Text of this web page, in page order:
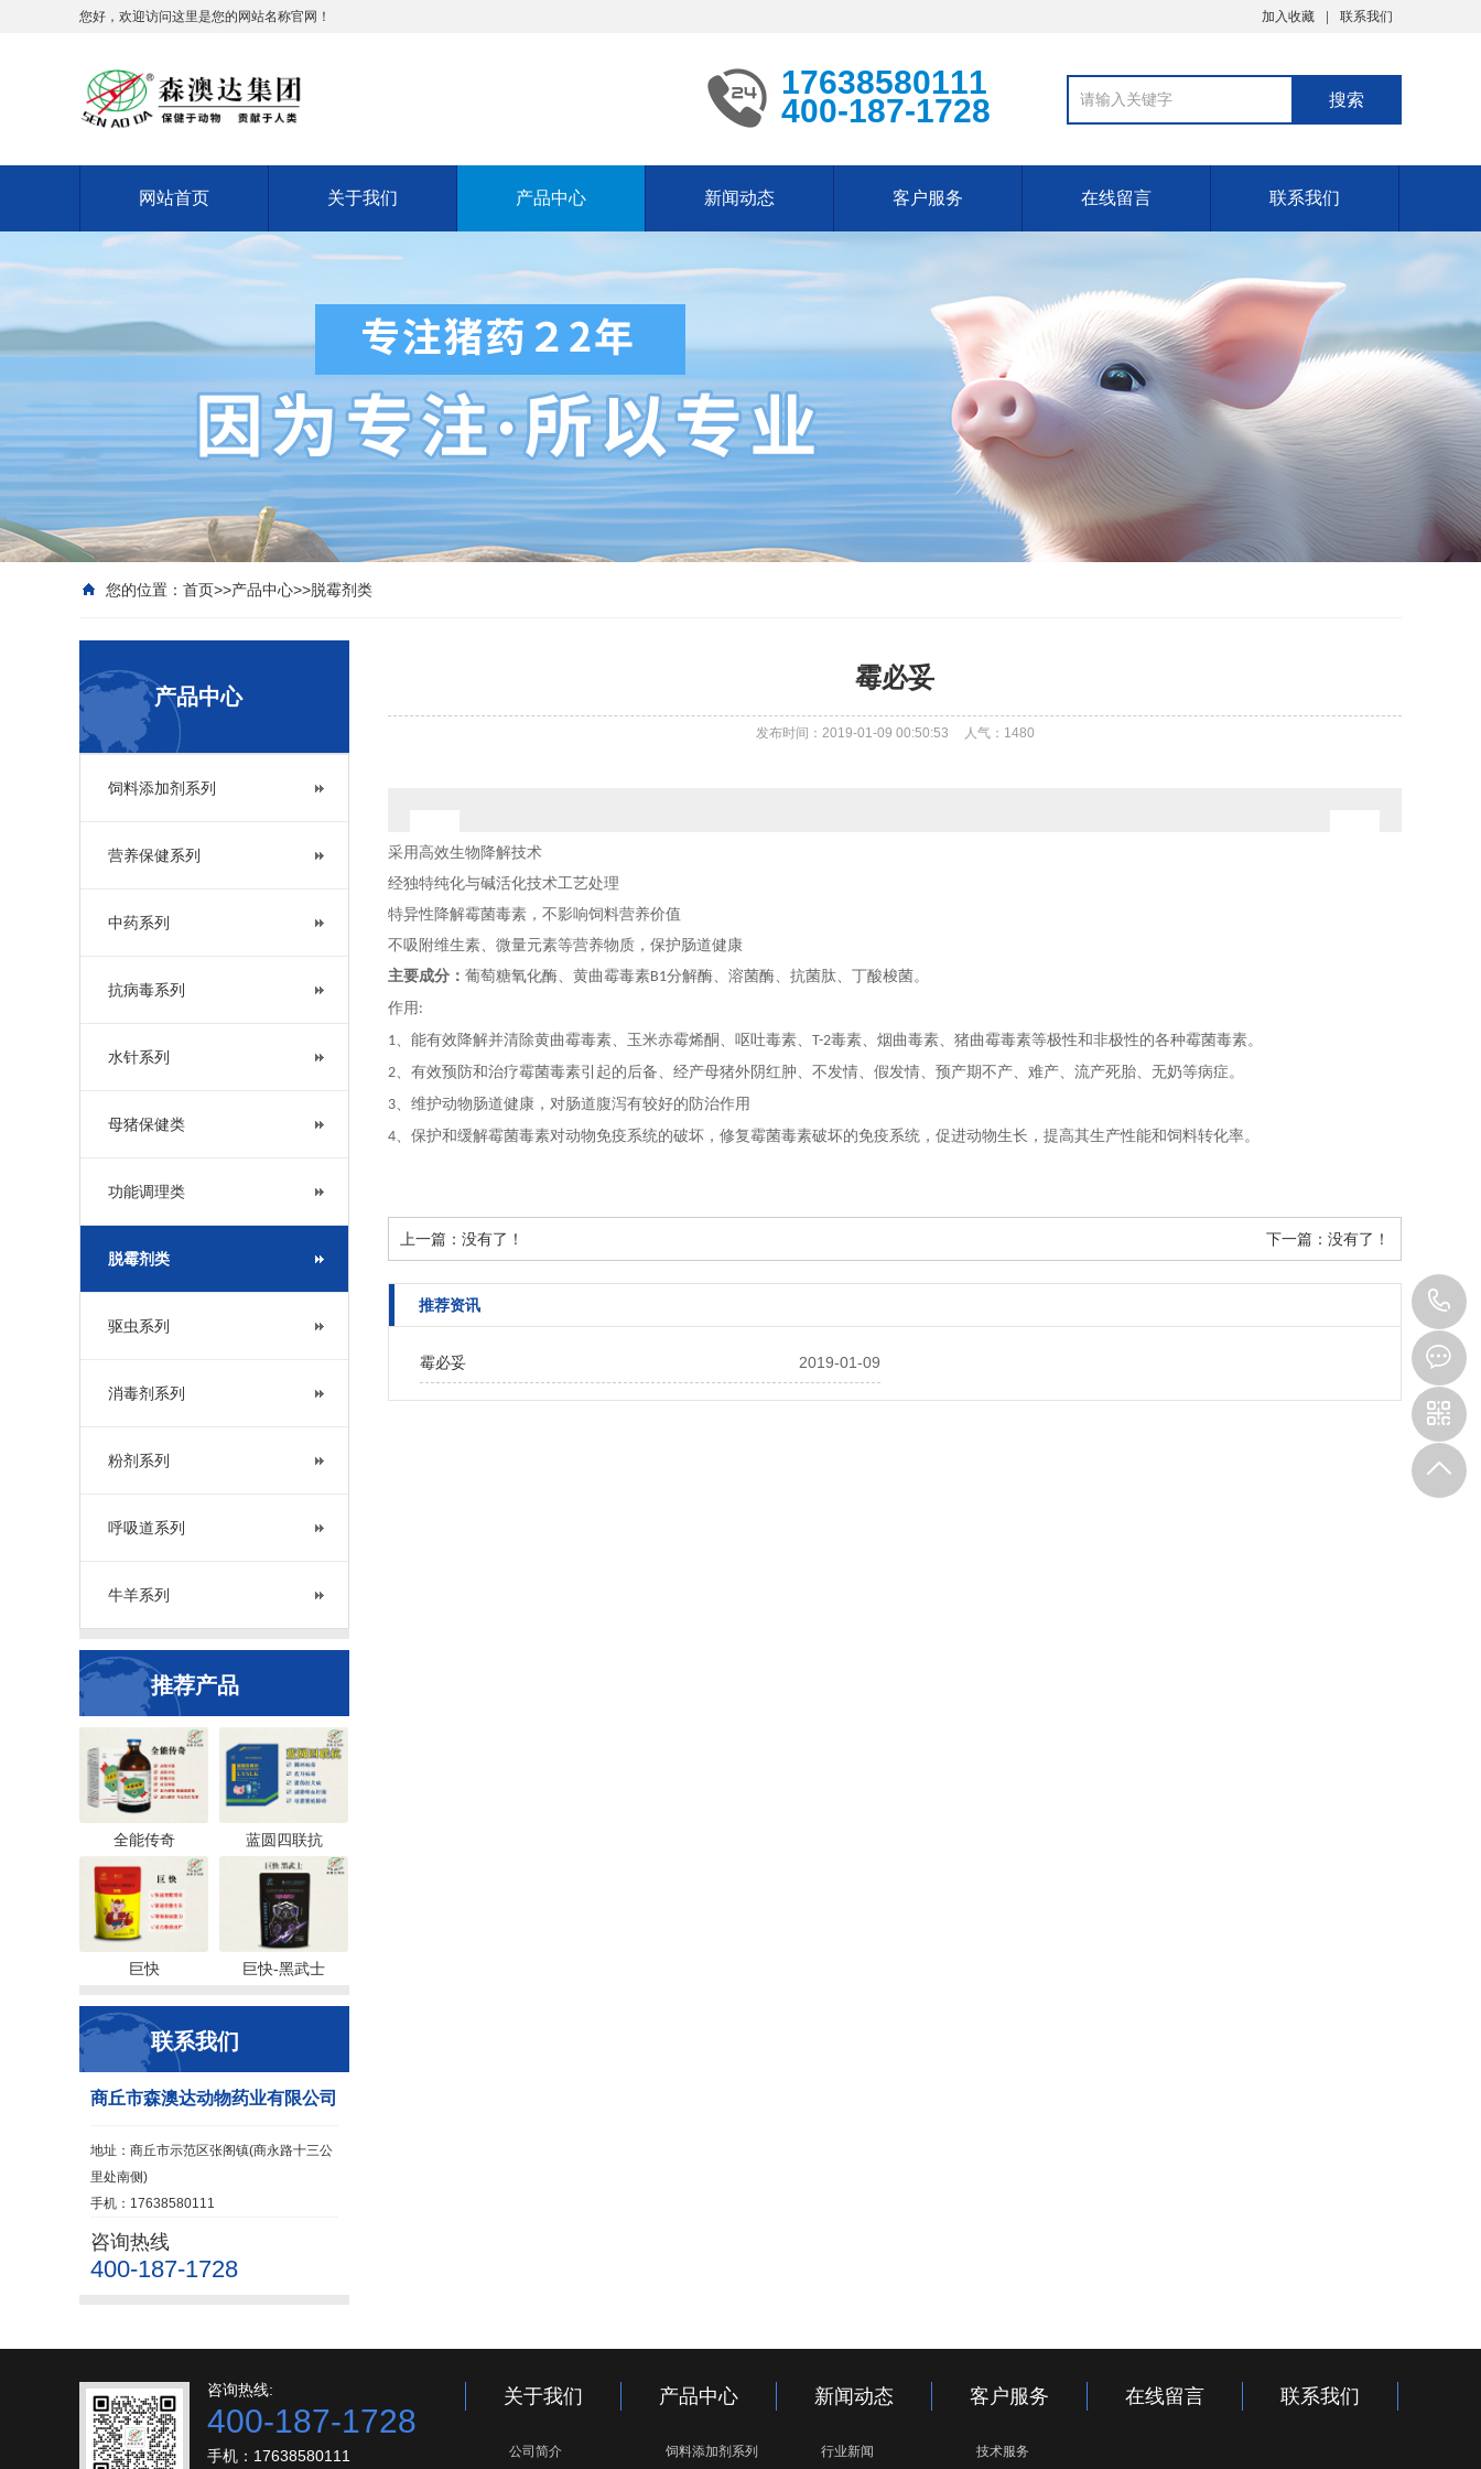
您好，欢迎访问这里是您的网站名称官网！ 加入收藏 联系我们
17638580111
400-187-1728
网站首页 关于我们 产品中心 新闻动态 客户服务 在线留言 联系我们
您的位置： 首页>>产品中心>>脱霉剂类
产品中心
饲料添加剂系列
营养保健系列
中药系列
抗病毒系列
水针系列
母猪保健类
功能调理类
脱霉剂类
驱虫系列
消毒剂系列
粉剂系列
呼吸道系列
牛羊系列
推荐产品
全能传奇 蓝圆四联抗
巨快 巨快-黑武士
联系我们
商丘市森澳达动物药业有限公司
地址：商丘市示范区张阁镇(商永路十三公
里处南侧)
手机：17638580111
咨询热线
400-187-1728
霉必妥
发布时间：2019-01-09 00:50:53 人气： 1480
采用高效生物降解技术
经独特纯化与碱活化技术工艺处理
特异性降解霉菌毒素，不影响饲料营养价值
不吸附维生素、微量元素等营养物质，保护肠道健康
主要成分： 葡萄糖氧化酶、黄曲霉毒素B1分解酶、溶菌酶、抗菌肽、丁酸梭菌。
作用 :
1、能有效降解并清除黄曲霉毒素、玉米赤霉烯酮、呕吐毒素、 T-2毒素、烟曲毒素、猪曲霉毒素等极性和非极性的各种霉菌毒素。
2、有效预防和治疗霉菌毒素引起的后备、经产母猪外阴红肿、不发情、假发情、预产期不产、难产、流产死胎、无奶等病症。
3、维护动物肠道健康，对肠道腹泻有较好的防治作用
4、保护和缓解霉菌毒素对动物免疫系统的破坏，修复霉菌毒素破坏的免疫系统，促进动物生长，提高其生产性能和饲料转化率。
上一篇：没有了！ 下一篇：没有了！
推荐资讯
2019-01-09
霉必妥
咨询热线:
400-187-1728
手机：17638580111
关于我们
公司简介
产品中心
饲料添加剂系列
新闻动态
行业新闻
客户服务
技术服务
在线留言 联系我们